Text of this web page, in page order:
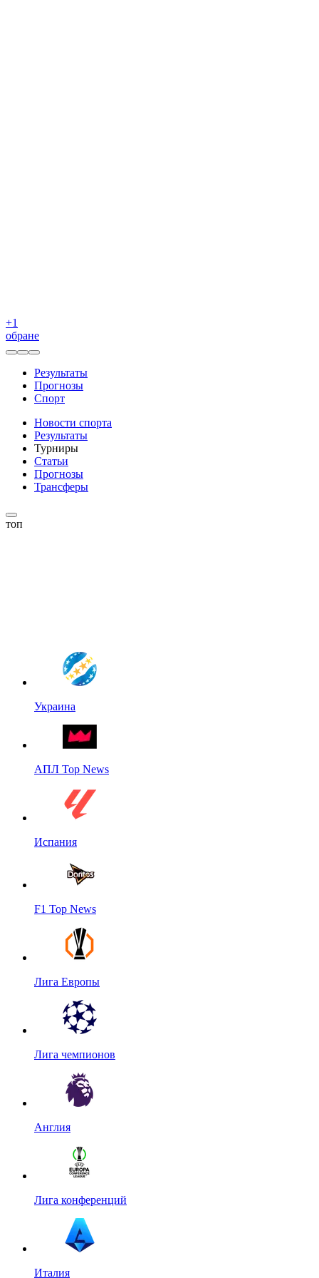
+1
обране
Результаты
Прогнозы
Спорт
Новости спорта
Результаты
Турниры
Статьи
Прогнозы
Трансферы
топ
Украина
АПЛ Top News
Испания
F1 Top News
Лига Европы
Лига чемпионов
Англия
Лига конференций
Италия